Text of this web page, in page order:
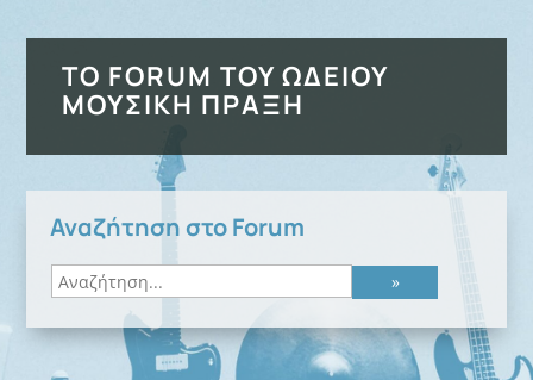
ΤΟ FORUM ΤΟΥ ΩΔΕΊΟΥ
ΜΟΥΣΙΚΉ ΠΡΆΞΗ
Αναζήτηση στο Forum